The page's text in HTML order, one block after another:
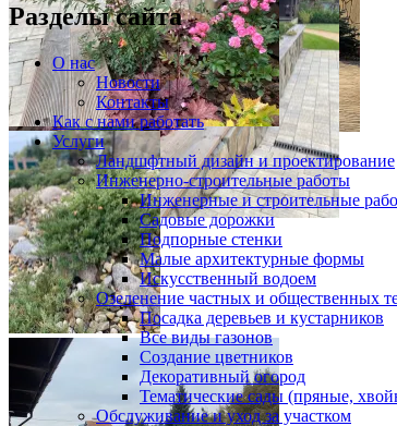
Разделы сайта
О нас
Новости
Контакты
Как с нами работать
Услуги
Ландшфтный дизайн и проектирование
Инженерно-строительные работы
Инженерные и строительные
Садовые дорожки
Подпорные стенки
Малые архитектурные формы
Искусственный водоем
Озеленение частных и общественных
Посадка деревьев и кустарников
Все виды газонов
Создание цветников
Декоративный огород
Тематические сады (пряные,
Обслуживание и уход за участком